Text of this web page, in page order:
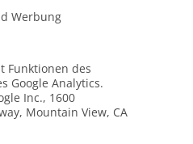
Werbung
Funktionen des
Google Analytics.
Inc., 1600
Mountain View, CA